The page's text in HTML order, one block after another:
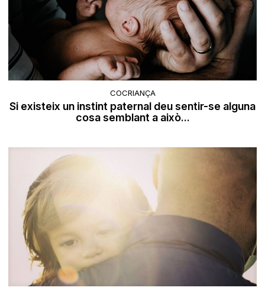
COCRIANÇA
Si existeix un instint paternal deu sentir-se alguna
cosa semblant a això...